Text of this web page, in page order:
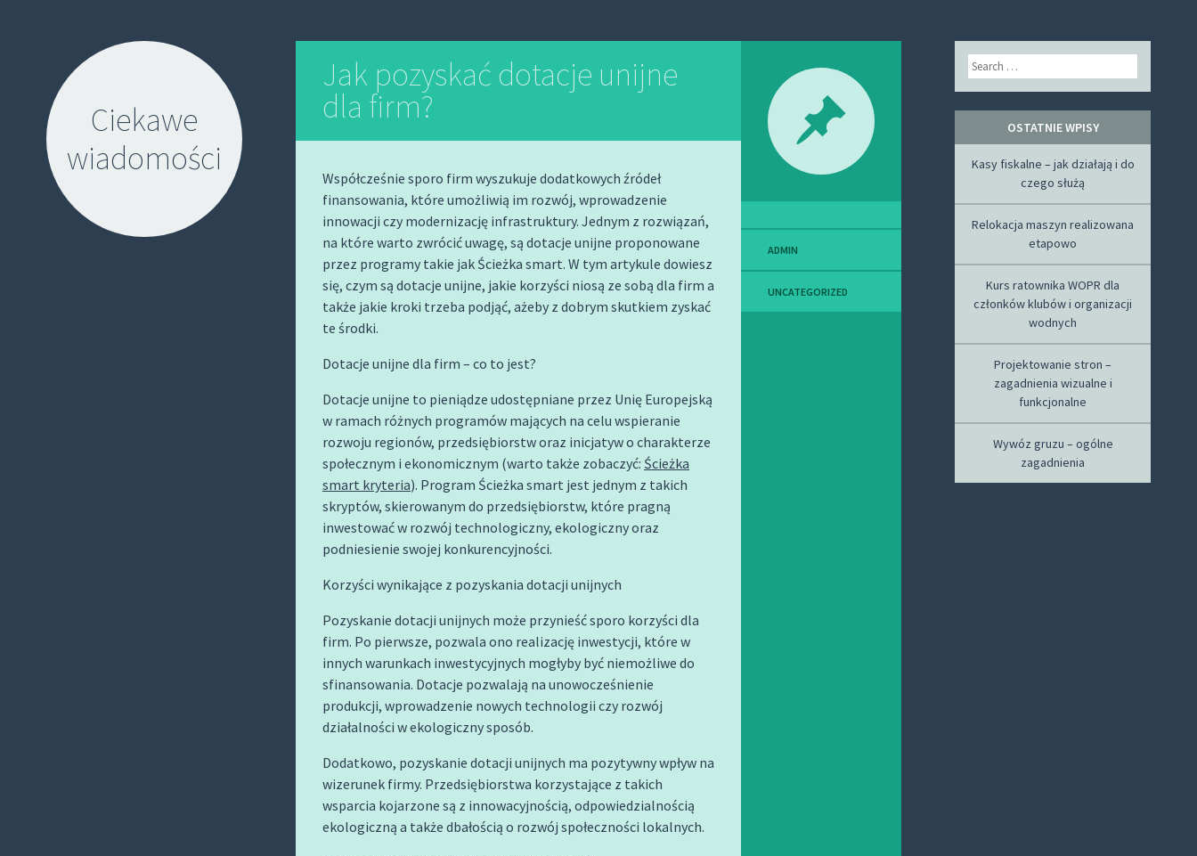
Ciekawe
wiadomości
Jak pozyskać dotacje unijne
dla firm?
Współcześnie sporo firm wyszukuje dodatkowych źródeł
finansowania, które umożliwią im rozwój, wprowadzenie
innowacji czy modernizację infrastruktury. Jednym z rozwiązań,
na które warto zwrócić uwagę, są dotacje unijne proponowane
przez programy takie jak Ścieżka smart. W tym artykule dowiesz
się, czym są dotacje unijne, jakie korzyści niosą ze sobą dla firm a
także jakie kroki trzeba podjąć, ażeby z dobrym skutkiem zyskać
te środki.
Dotacje unijne dla firm – co to jest?
Dotacje unijne to pieniądze udostępniane przez Unię Europejską
w ramach różnych programów mających na celu wspieranie
rozwoju regionów, przedsiębiorstw oraz inicjatyw o charakterze
społecznym i ekonomicznym (warto także zobaczyć: Ścieżka
smart kryteria). Program Ścieżka smart jest jednym z takich
skryptów, skierowanym do przedsiębiorstw, które pragną
inwestować w rozwój technologiczny, ekologiczny oraz
podniesienie swojej konkurencyjności.
Korzyści wynikające z pozyskania dotacji unijnych
Pozyskanie dotacji unijnych może przynieść sporo korzyści dla
firm. Po pierwsze, pozwala ono realizację inwestycji, które w
innych warunkach inwestycyjnych mogłyby być niemożliwe do
sfinansowania. Dotacje pozwalają na unowocześnienie
produkcji, wprowadzenie nowych technologii czy rozwój
działalności w ekologiczny sposób.
Dodatkowo, pozyskanie dotacji unijnych ma pozytywny wpływ na
wizerunek firmy. Przedsiębiorstwa korzystające z takich
wsparcia kojarzone są z innowacyjnością, odpowiedzialnością
ekologiczną a także dbałością o rozwój społeczności lokalnych.
ADMIN
UNCATEGORIZED
Search
OSTATNIE WPISY
Kasy fiskalne – jak działają i do
czego służą
Relokacja maszyn realizowana
etapowo
Kurs ratownika WOPR dla
członków klubów i organizacji
wodnych
Projektowanie stron –
zagadnienia wizualne i
funkcjonalne
Wywóz gruzu – ogólne
zagadnienia